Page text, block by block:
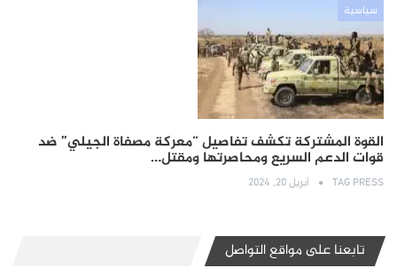
سياسية
القوة المشتركة تكشف تفاصيل “معركة مصفاة الجيلي” ضد
قوات الدعم السريع ومحاصرتها ومقتل…
TAG PRESS أبريل 20, 2024
تابعنا على مواقع التواصل